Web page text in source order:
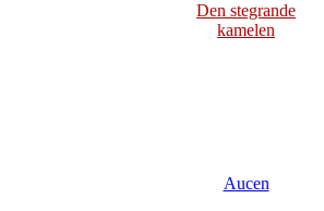
Den stegrande
kamelen
Aucen